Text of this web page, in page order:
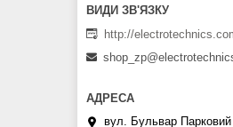
http://
вул. Бульвар